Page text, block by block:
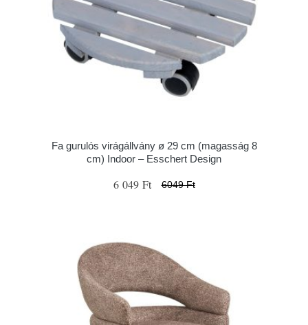
Fa gurulós virágállvány ø 29 cm (magasság 8
cm) Indoor – Esschert Design
6 049 Ft 6049 Ft